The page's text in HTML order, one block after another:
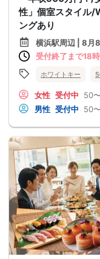
性」個室スタイル
ングあり
横浜駅周辺 | 8月
受付終了まで18
ホワイトキー
女性 受付中 50
男性 受付中 50